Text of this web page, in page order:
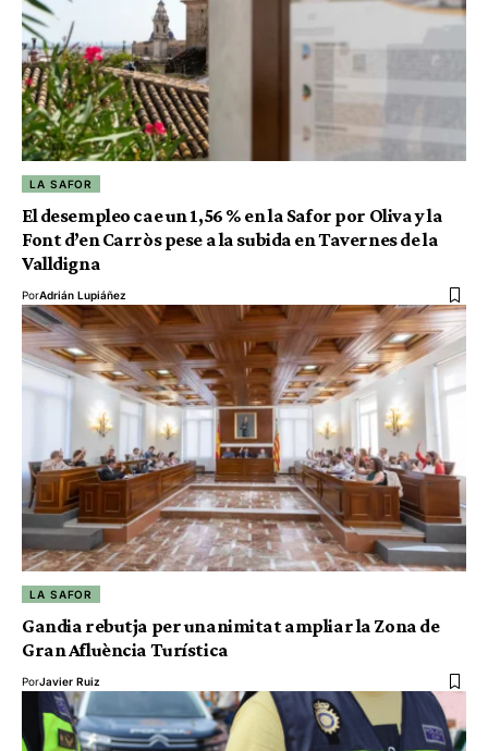
LA SAFOR
El desempleo cae un 1,56 % en la Safor por Oliva y la
Font d’en Carròs pese a la subida en Tavernes de la
Valldigna
PorAdrián Lupiáñez
LA SAFOR
Gandia rebutja per unanimitat ampliar la Zona de
Gran Afluència Turística
PorJavier Ruiz